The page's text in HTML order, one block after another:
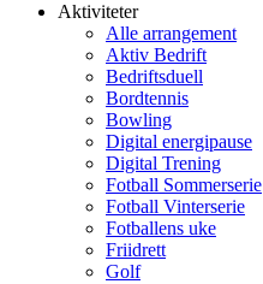
Aktiviteter
Alle arrangement
Aktiv Bedrift
Bedriftsduell
Bordtennis
Bowling
Digital energipause
Digital Trening
Fotball Sommerserie
Fotball Vinterserie
Fotballens uke
Friidrett
Golf